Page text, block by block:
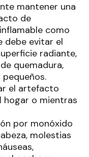
mantener una
de
como
debe evitar el
radiante,
quemadura,
el artefacto
hogar o mientras
por monóxido
molestias